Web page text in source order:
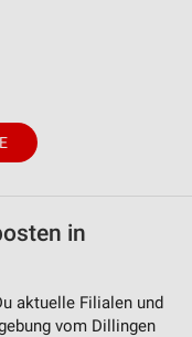
in
aktuelle Filialen und
vom Dillingen